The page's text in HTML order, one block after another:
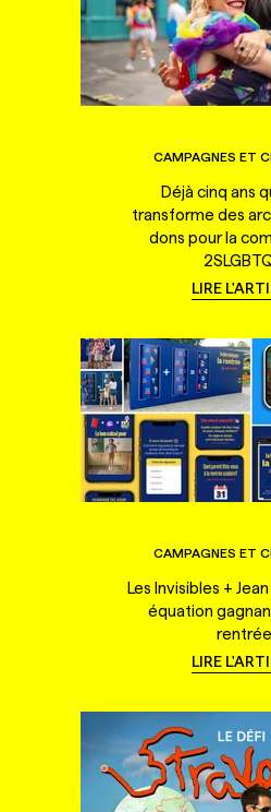
CAMPAGNES ET
Déjà cinq ans
transforme des
dons pour la
LIRE
CAMPAGNES ET
Les Invisibles +
équation
rentrée
LIRE